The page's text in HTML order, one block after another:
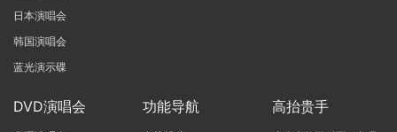
日本演唱会
韩国演唱会
蓝光演示碟
DVD演唱会 功能导航 高抬贵手